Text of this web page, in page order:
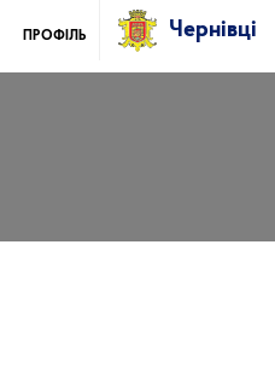
ПРОФІЛЬ Чернівці